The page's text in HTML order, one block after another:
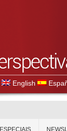
English